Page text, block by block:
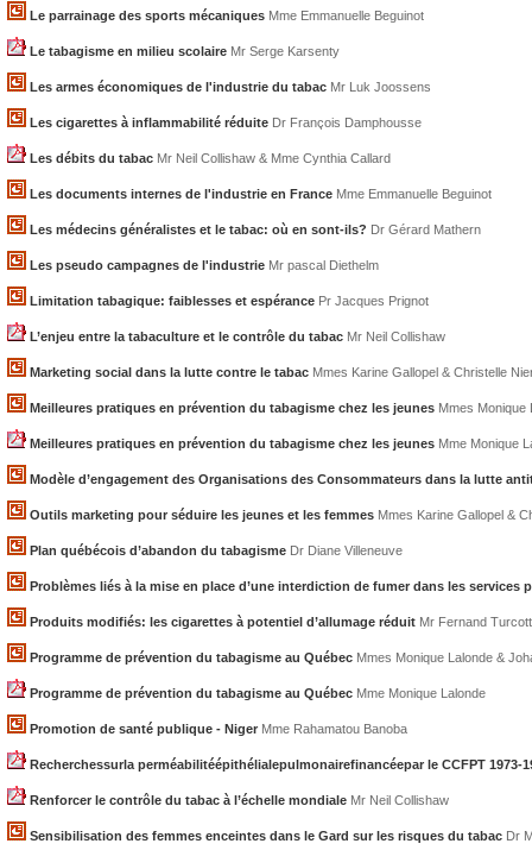
Le parrainage des sports mécaniques Mme Emmanuelle Beguinot
Le tabagisme en milieu scolaire Mr Serge Karsenty
Les armes économiques de l'industrie du tabac Mr Luk Joossens
Les cigarettes à inflammabilité réduite Dr François Damphousse
Les débits du tabac Mr Neil Collishaw & Mme Cynthia Callard
Les documents internes de l'industrie en France Mme Emmanuelle Beguinot
Les médecins généralistes et le tabac: où en sont-ils? Dr Gérard Mathern
Les pseudo campagnes de l'industrie Mr pascal Diethelm
Limitation tabagique: faiblesses et espérance Pr Jacques Prignot
L’enjeu entre la tabaculture et le contrôle du tabac Mr Neil Collishaw
Marketing social dans la lutte contre le tabac Mmes Karine Gallopel & Christelle
Meilleures pratiques en prévention du tabagisme chez les jeunes Mmes Monique
Meilleures pratiques en prévention du tabagisme chez les jeunes Mme Monique
Modèle d’engagement des Organisations des Consommateurs dans la lutte
Outils marketing pour séduire les jeunes et les femmes Mmes Karine Gallopel &
Plan québécois d’abandon du tabagisme Dr Diane Villeneuve
Problèmes liés à la mise en place d’une interdiction de fumer dans les services
Produits modifiés: les cigarettes à potentiel d’allumage réduit Mr Fernand
Programme de prévention du tabagisme au Québec Mmes Monique Lalonde &
Programme de prévention du tabagisme au Québec Mme Monique Lalonde
Promotion de santé publique - Niger Mme Rahamatou Banoba
Recherchessurla perméabilitéépithélialepulmonairefinancéepar le CCFPT 1973-
Renforcer le contrôle du tabac à l’échelle mondiale Mr Neil Collishaw
Sensibilisation des femmes enceintes dans le Gard sur les risques du tabac Dr